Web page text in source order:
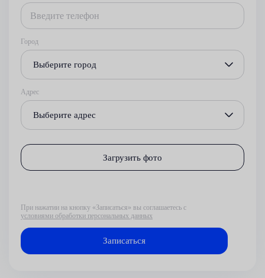
Город
Выберите город
Адрес
Выберите адрес
Загрузить фото
При нажатии на кнопку «Записаться» вы соглашаетесь с
условиями обработки персональных данных